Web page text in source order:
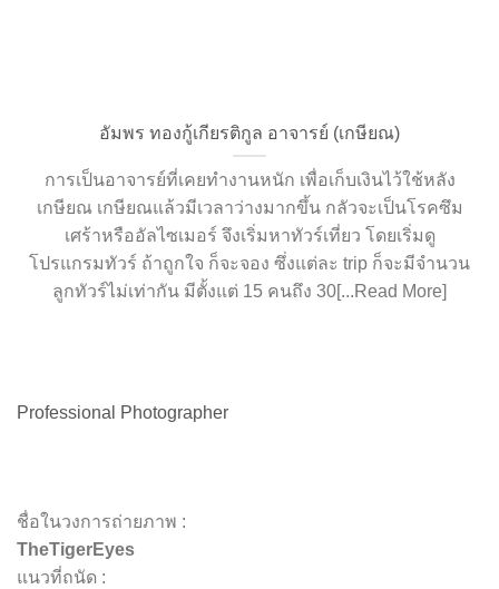
อัมพร ทองกู้เกียรติกูล อาจารย์ (เกษียณ)
การเป็นอาจารย์ที่เคยทำงานหนัก เพื่อเก็บเงินไว้ใช้หลัง
เกษียณ เกษียณแล้วมีเวลาว่างมากขึ้น กลัวจะเป็นโรคซึม
เศร้าหรืออัลไซเมอร์ จึงเริ่มหาทัวร์เที่ยว โดยเริ่มดู
โปรแกรมทัวร์ ถ้าถูกใจ ก็จะจอง ซึ่งแต่ละ trip ก็จะมีจำนวน
ลูกทัวร์ไม่เท่ากัน มีตั้งแต่ 15 คนถึง 30[...Read More]
Professional Photographer
ชื่อในวงการถ่ายภาพ :
TheTigerEyes
แนวที่ถนัด :